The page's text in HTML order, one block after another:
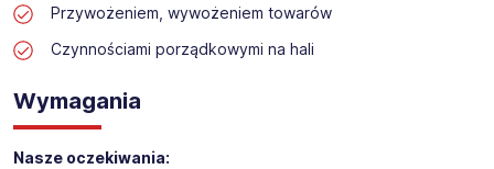
Obecnie dla naszego Klienta, poszukujemy osób na
Praca na hali w sklepie budowlanym
Lokalizacja: Piotrków Trybunalski
Przywożeniem, wywożeniem towarów
Czynnościami porządkowymi na hali
Wymagania
Nasze oczekiwania: